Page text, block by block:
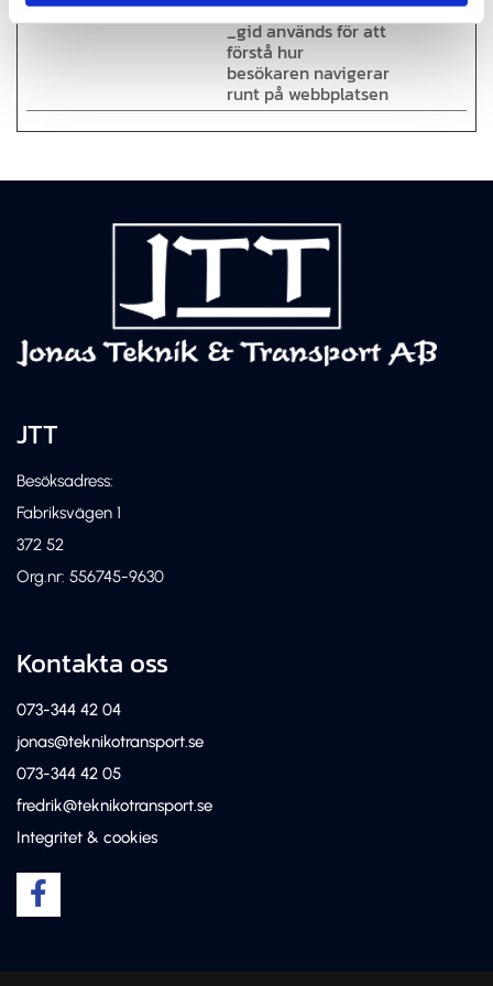
_gid Google Google analytics,
_gid används för att
förstå hur
besökaren navigerar
runt på webbplatsen
1 dag
JTT
Besöksadress:
Fabriksvägen 1
372 52
Org.nr: 556745-9630
Kontakta oss
073-344 42 04
jonas@teknikotransport.se
073-344 42 05
fredrik@teknikotransport.se
Integritet & cookies